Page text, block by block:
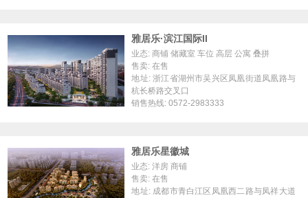
雅居乐·滨江国际II
业态: 商铺 储藏室 车位 高层 公寓 叠拼
售卖: 在售
地址: 浙江省湖州市吴兴区凤凰街道凤凰路与
杭长桥路交叉口
销售热线: 0572-2983333
雅居乐星徽城
业态: 洋房 商铺
售卖: 在售
地址: 成都市青白江区凤凰西二路与凤祥大道